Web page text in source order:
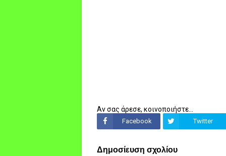
Αν σας άρεσε, κοινοποιήστε...
Facebook Twitter
Δημοσίευση σχολίου